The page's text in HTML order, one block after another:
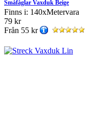
Småfåglar Vaxduk Beige
Finns i: 140xMetervara
79 kr
Från 55 kr